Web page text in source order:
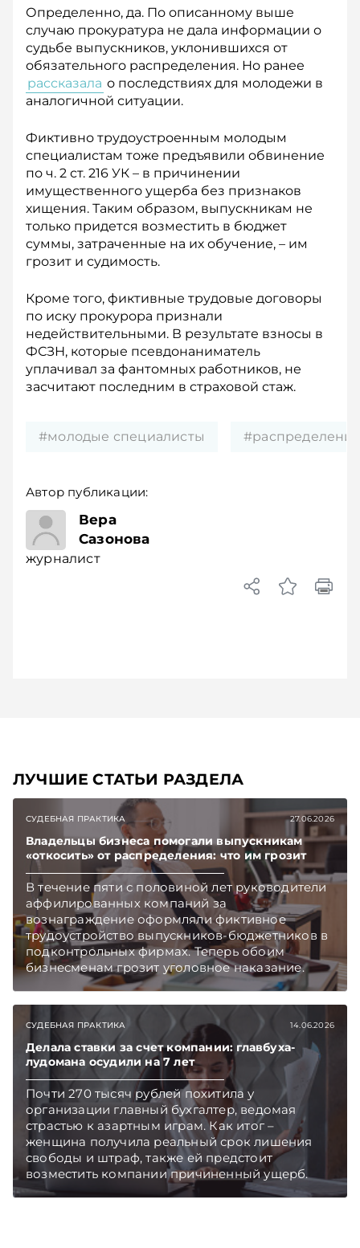
Определенно, да. По описанному выше
случаю прокуратура не дала информации о
судьбе выпускников, уклонившихся от
обязательного распределения. Но ранее
рассказала о последствиях для молодежи в
аналогичной ситуации.
Фиктивно трудоустроенным молодым
специалистам тоже предъявили обвинение
по ч. 2 ст. 216 УК – в причинении
имущественного ущерба без признаков
хищения. Таким образом, выпускникам не
только придется возместить в бюджет
суммы, затраченные на их обучение, – им
грозит и судимость.
Кроме того, фиктивные трудовые договоры
по иску прокурора признали
недействительными. В результате взносы в
ФСЗН, которые псевдонаниматель
уплачивал за фантомных работников, не
засчитают последним в страховой стаж.
#молодые специалисты
Автор публикации:
журналист
Вера
Сазонова
журналист
ЛУЧШИЕ СТАТЬИ РАЗДЕЛА
СУДЕБНАЯ ПРАКТИКА 27.06.2026
Владельцы бизнеса помогали выпускникам
«откосить» от распределения: что им грозит
В течение пяти с половиной лет руководители
аффилированных компаний за
вознаграждение оформляли фиктивное
трудоустройство выпускников-бюджетников в
подконтрольных фирмах. Теперь обоим
бизнесменам грозит уголовное наказание.
СУДЕБНАЯ ПРАКТИКА 14.06.2026
Делала ставки за счет компании: главбуха-
лудомана осудили на 7 лет
Почти 270 тысяч рублей похитила у
организации главный бухгалтер, ведомая
страстью к азартным играм. Как итог –
женщина получила реальный срок лишения
свободы и штраф, также ей предстоит
возместить компании причиненный ущерб.